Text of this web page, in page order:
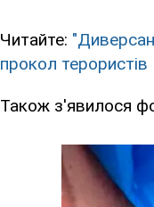
Читайте:
прокол терористів
Також з'явилося